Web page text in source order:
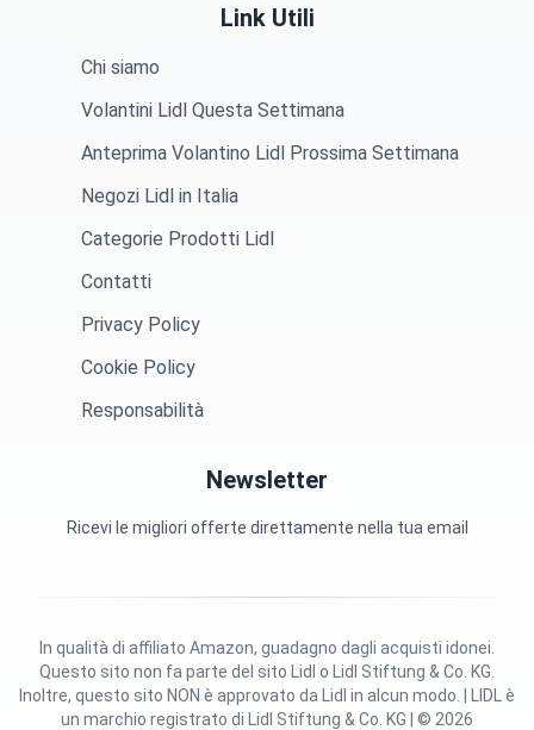
Link Utili
Chi siamo
Volantini Lidl Questa Settimana
Anteprima Volantino Lidl Prossima Settimana
Negozi Lidl in Italia
Categorie Prodotti Lidl
Contatti
Privacy Policy
Cookie Policy
Responsabilità
Newsletter
Ricevi le migliori offerte direttamente nella tua email
Questo sito non fa parte del sito Lidl o Lidl Stiftung & Co. KG.
Inoltre, questo sito NON è approvato da Lidl in alcun modo. | LIDL è
un marchio registrato di Lidl Stiftung & Co. KG | © 2026
In qualità di affiliato Amazon, guadagno dagli acquisti idonei.